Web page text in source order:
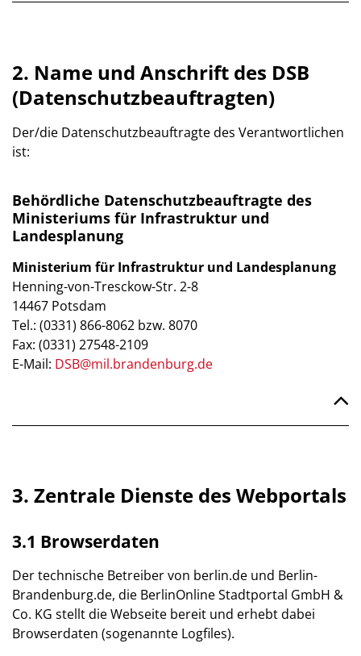
2. Name und Anschrift des DSB
(Datenschutzbeauftragten)
Der/die Datenschutzbeauftragte des Verantwortlichen
ist:
Behördliche Datenschutzbeauftragte des
Ministeriums für Infrastruktur und
Landesplanung
Ministerium für Infrastruktur und Landesplanung
Henning-von-Tresckow-Str. 2-8
14467 Potsdam
Tel.: (0331) 866-8062 bzw. 8070
Fax: (0331) 27548-2109
E-Mail: DSB@mil.brandenburg.de
3. Zentrale Dienste des Webportals
3.1 Browserdaten
Der technische Betreiber von berlin.de und Berlin-
Brandenburg.de, die BerlinOnline Stadtportal GmbH &
Co. KG stellt die Webseite bereit und erhebt dabei
Browserdaten (sogenannte Logfiles).